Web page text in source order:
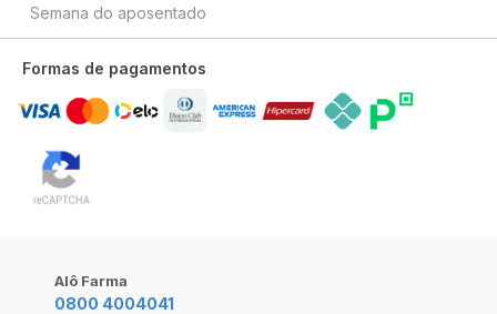
Semana do aposentado
Formas de pagamentos
Alô Farma
0800 4004041